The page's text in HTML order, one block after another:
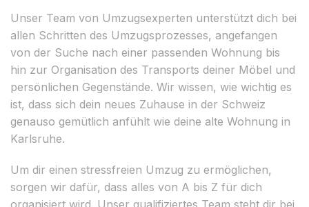
Unser Team von Umzugsexperten unterstützt dich bei
allen Schritten des Umzugsprozesses, angefangen
von der Suche nach einer passenden Wohnung bis
hin zur Organisation des Transports deiner Möbel und
persönlichen Gegenstände. Wir wissen, wie wichtig es
ist, dass sich dein neues Zuhause in der Schweiz
genauso gemütlich anfühlt wie deine alte Wohnung in
Karlsruhe.
Um dir einen stressfreien Umzug zu ermöglichen,
sorgen wir dafür, dass alles von A bis Z für dich
organisiert wird. Unser qualifiziertes Team steht dir bei